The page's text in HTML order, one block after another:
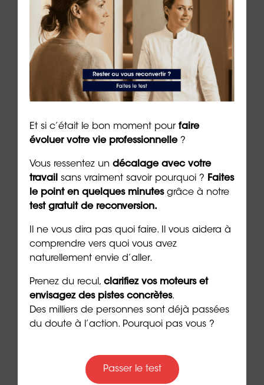
Procurez-vousLa Méthode 10/10 , le livre pour
Références :
Étude sur le thé vert et la perte de poids :
[Journal of Nutrition, 2011 – “Green tea
catechins, caffeine and body-weight
regulation”]
Recherche sur la capsaïcine et le métabolisme :
[American Journal of Clinical Nutrition, 2015 –
“Effects of capsaicin on energy expenditure and
Analyse des effets de la cannelle sur le contrôle
de la glycémie : [Diabetes Care, 2012 –
“Cinnamon intake lowers fasting blood
Dr Emeric Lebreton, cofondateur et
dirigeant du groupe
ORIENTACTION
Et si c’était le bon moment pour faire
évoluer votre vie professionnelle?
Vous ressentez un décalage avec votre
travail sans vraiment savoir pourquoi ? Faites
le point en quelques minutesgrâce à notre
test gratuit de reconversion.
Il ne vous dira pas quoi faire. Il vous aidera à
comprendre vers quoi vous avez
naturellement envie d’aller.
Prenez du recul, clarifiez vos moteurs et
envisagez des pistes concrètes.
Des milliers de personnes sont déjà passées
du doute à l’action. Pourquoi pas vous ?
Passer le test